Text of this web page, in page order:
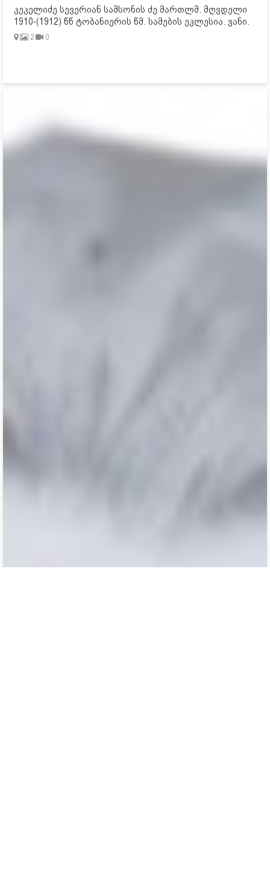
კეკელიძე სევერიან სამსონის ძე მართლმ. მღვდელი
1910-(1912) წწ ტობანიერის წმ. სამების ეკლესია. ვანი.
2 0